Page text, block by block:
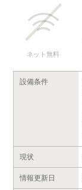
ネット無料
設備条件
現状
情報更新日